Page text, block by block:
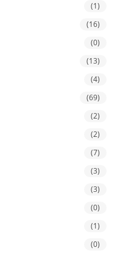
(1)
(16)
(0)
(13)
(4)
(69)
(2)
(2)
(7)
(3)
(3)
(0)
(1)
(0)